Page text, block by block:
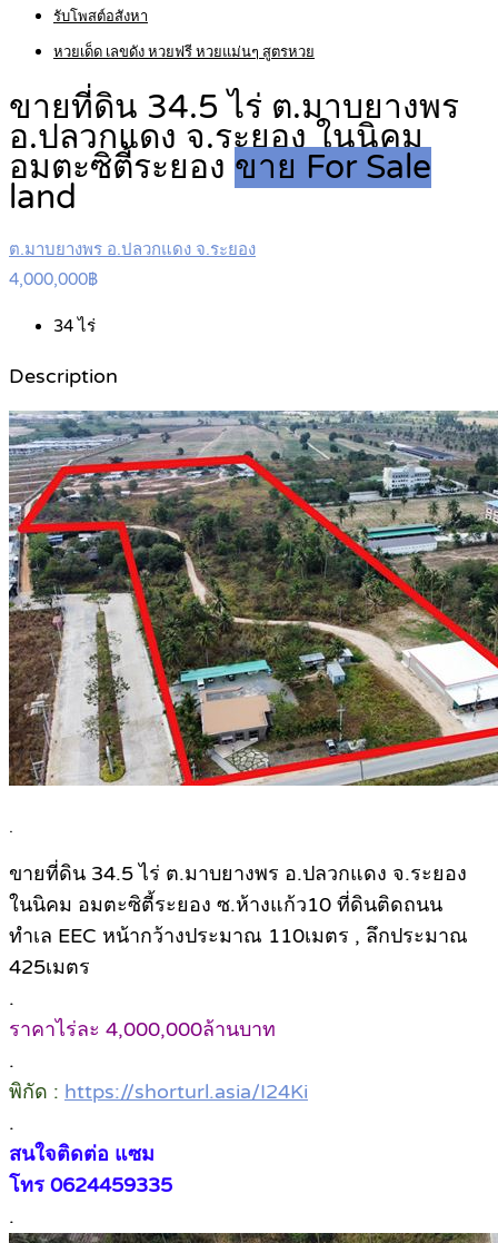
รับโพสต์อสังหา
หวยเด็ด เลขดัง หวยฟรี หวยแม่นๆ สูตรหวย
ขายที่ดิน 34.5 ไร่ ต.มาบยางพร
อ.ปลวกแดง จ.ระยอง ในนิคม
อมตะซิตี้ระยอง ขาย For Sale
land
ต.มาบยางพร อ.ปลวกแดง จ.ระยอง
4,000,000฿
34ไร่
Description
.
ขายที่ดิน 34.5 ไร่ ต.มาบยางพร อ.ปลวกแดง จ.ระยอง
ในนิคม อมตะซิตี้ระยอง ซ.ห้างแก้ว10 ที่ดินติดถนน
ทำเล EEC หน้ากว้างประมาณ 110เมตร , ลึกประมาณ
425เมตร
.
ราคาไร่ละ 4,000,000ล้านบาท
.
พิกัด : https://shorturl.asia/I24Ki
.
สนใจติดต่อ แซม
โทร 0624459335
.